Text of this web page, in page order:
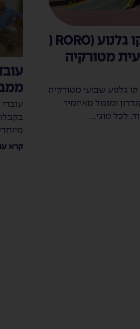
ספן השיקה קו גלנוע (RORO (
מטורקיה
גלנוע שבועי מטורקיה
ומנמל מאיזמיר
לכל סוגי...
קרא